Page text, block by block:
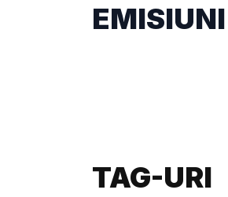
EMISIUNI
TAG-URI